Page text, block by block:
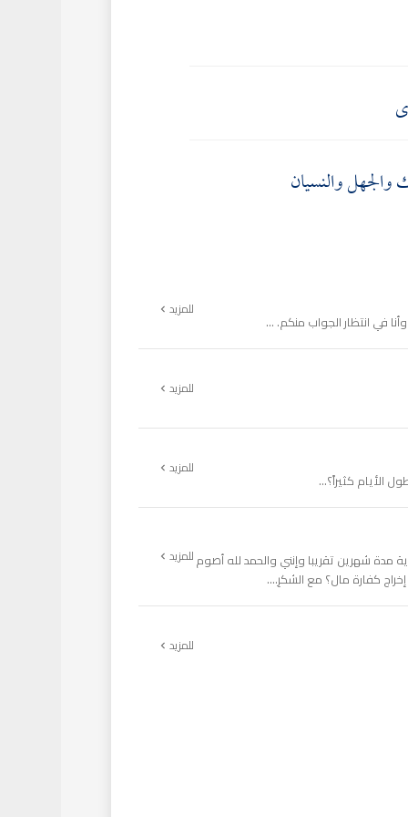
والنسيان
في انتظار الجواب منكم. ...
للمزيد
للمزيد
الأيام كثيراً؟...
للمزيد
شهرين تقريبا وإنني والحمد لله أصوم
كفارة مال؟ مع الشكرِ....
للمزيد
للمزيد